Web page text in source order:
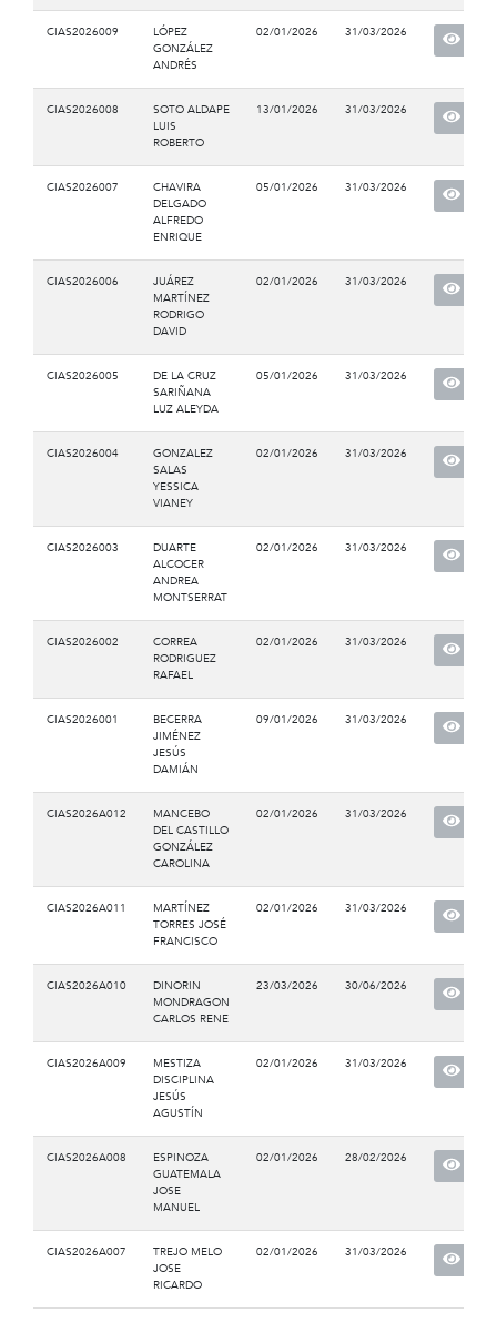
CIAS2026009
LÓPEZ
GONZÁLEZ
ANDRÉS
02/01/2026 31/03/2026
CIAS2026008
SOTO ALDAPE
LUIS
ROBERTO
13/01/2026 31/03/2026
CIAS2026007
CHAVIRA
DELGADO
ALFREDO
ENRIQUE
05/01/2026 31/03/2026
CIAS2026006
JUÁREZ
MARTÍNEZ
RODRIGO
DAVID
02/01/2026 31/03/2026
CIAS2026005
DE LA CRUZ
SARIÑANA
LUZ ALEYDA
05/01/2026 31/03/2026
CIAS2026004
GONZALEZ
SALAS
YESSICA
VIANEY
02/01/2026 31/03/2026
CIAS2026003
DUARTE
ALCOCER
ANDREA
MONTSERRAT
02/01/2026 31/03/2026
CIAS2026002
CORREA
RODRIGUEZ
RAFAEL
02/01/2026 31/03/2026
CIAS2026001
BECERRA
JIMÉNEZ
JESÚS
DAMIÁN
09/01/2026 31/03/2026
CIAS2026A012
MANCEBO
DEL CASTILLO
GONZÁLEZ
CAROLINA
02/01/2026 31/03/2026
CIAS2026A011
MARTÍNEZ
TORRES JOSÉ
FRANCISCO
02/01/2026 31/03/2026
CIAS2026A010
DINORIN
MONDRAGON
CARLOS RENE
23/03/2026 30/06/2026
CIAS2026A009
MESTIZA
DISCIPLINA
JESÚS
AGUSTÍN
02/01/2026 31/03/2026
CIAS2026A008
ESPINOZA
GUATEMALA
JOSE
MANUEL
02/01/2026 28/02/2026
CIAS2026A007
TREJO MELO
JOSE
RICARDO
02/01/2026 31/03/2026